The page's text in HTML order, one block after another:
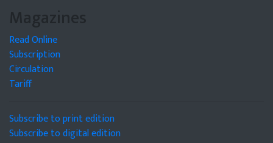
Magazines
Read Online
Subscription
Circulation
Tariff
Subscribe to print edition
Subscribe to digital edition